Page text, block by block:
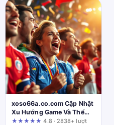
xoso66a.co.com Cập Nhật
Xu Hướng Game Và Thể
Thao Mới Nhất
★★★★★4.8 · 2838+ lượt